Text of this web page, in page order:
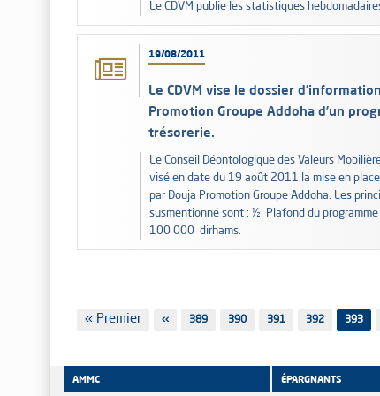
Le CDVM publie les statistiques
19/08/2011
Le CDVM vise le dossier
Promotion Groupe Addoha d’un
trésorerie.
Le Conseil Déontologique des Valeurs
visé en date du 19 août 2011 la mise en place
par Douja Promotion Groupe Addoha. Les
susmentionné sont : ½ Plafond du
100 000 dirhams.
Première
« Premier
Page
‹‹ Page
389 Page
390 Page
391 Page
392 393
AMMC ÉPARGNANTS